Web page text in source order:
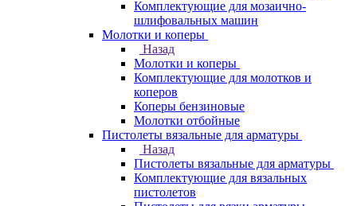
Комплектующие для мозаично-
шлифовальных машин
Молотки и коперы
Назад
Молотки и коперы
Комплектующие для молотков и
коперов
Коперы бензиновые
Молотки отбойные
Пистолеты вязальные для арматуры
Назад
Пистолеты вязальные для арматуры
Комплектующие для вязальных
пистолетов